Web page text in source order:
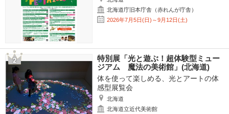
北海道庁旧本庁舎（赤れんが庁舎）
2026年7月5日(日)～9月12日(土)
特別展「光と遊ぶ！超体験型ミュー
ジアム 魔法の美術館」(北海道)
体を使って楽しめる、光とアートの体
感型展覧会
北海道
北海道立近代美術館